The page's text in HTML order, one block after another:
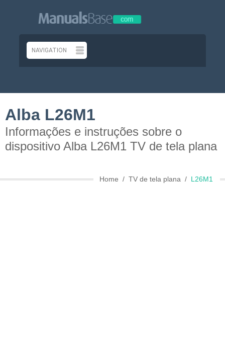
Alba L26M1
Informações e instruções sobre o
dispositivo Alba L26M1 TV de tela plana
Home TV de tela plana L26M1